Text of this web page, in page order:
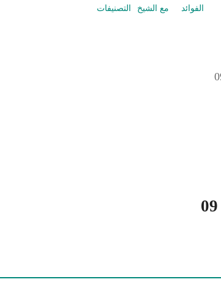
الفوائد مع الشيخ التصنيفات